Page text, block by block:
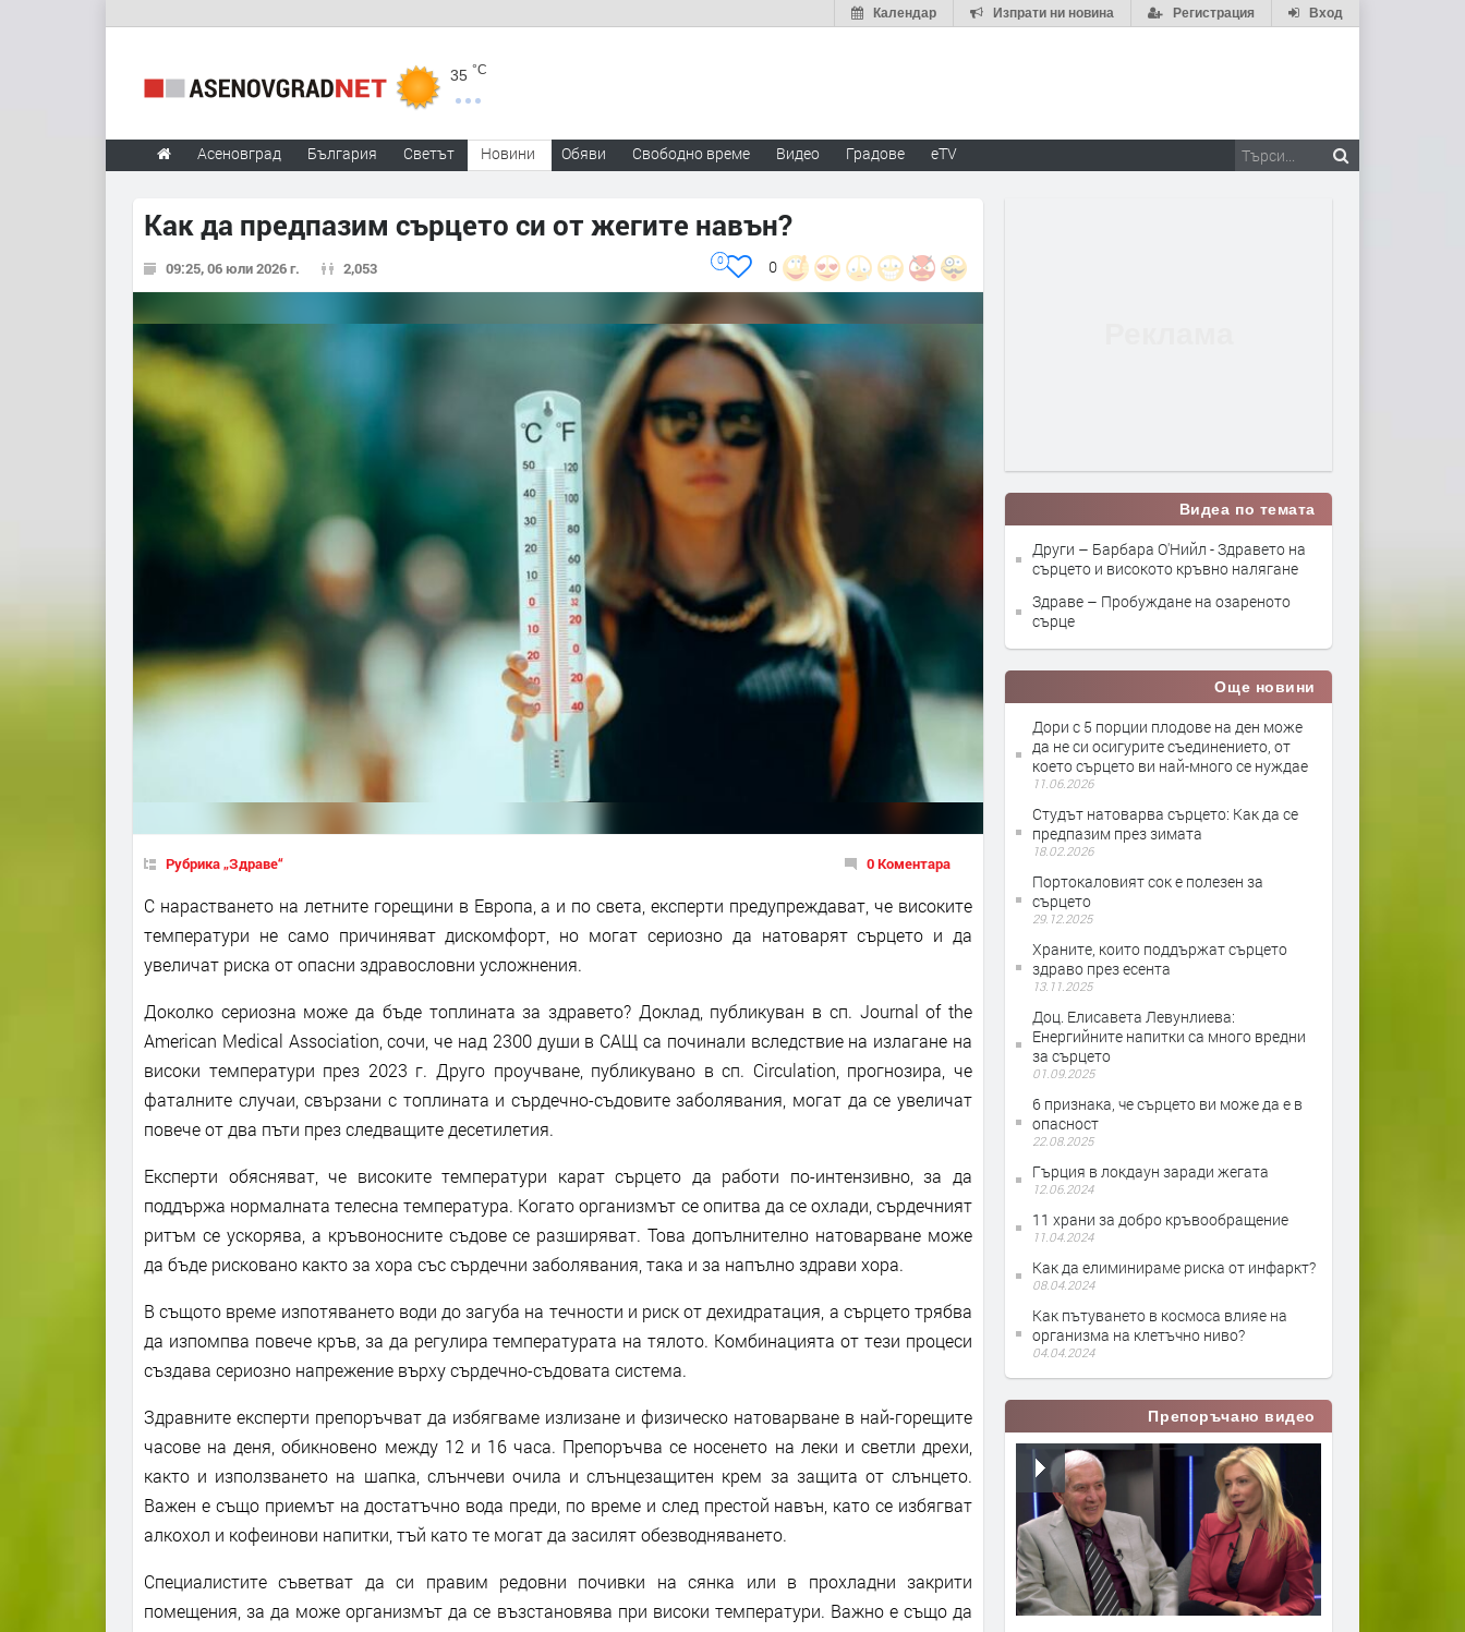
Вход
Регистрация
Изпрати ни новина
Календар
35 °C
Асеновград България Светът Новини Обяви Свободно време Видео Градове eTV
Kaк да предпазим сърцето си от жегите навън?
09:25, 06 юли 2026 г. 2,053 0
0
Рубрика „Здраве“ 0 Коментара
С нарастването на летните горещини в Европа, а и по света, експерти предупреждават, че високите
температури не само причиняват дискомфорт, но могат сериозно да натоварят сърцето и да
увеличат риска от опасни здравословни усложнения.
Доколко сериозна може да бъде топлината за здравето? Доклад, публикуван в сп. Journal of the
American Medical Association, сочи, че над 2300 души в САЩ са починали вследствие на излагане на
високи температури през 2023 г. Друго проучване, публикувано в сп. Circulation, прогнозира, че
фаталните случаи, свързани с топлината и сърдечно-съдовите заболявания, могат да се увеличат
повече от два пъти през следващите десетилетия.
Експерти обясняват, че високите температури карат сърцето да работи по-интензивно, за да
поддържа нормалната телесна температура. Когато организмът се опитва да се охлади, сърдечният
ритъм се ускорява, а кръвоносните съдове се разширяват. Това допълнително натоварване може
да бъде рисковано както за хора със сърдечни заболявания, така и за напълно здрави хора.
В същото време изпотяването води до загуба на течности и риск от дехидратация, а сърцето трябва
да изпомпва повече кръв, за да регулира температурата на тялото. Комбинацията от тези процеси
създава сериозно напрежение върху сърдечно-съдовата система.
Здравните експерти препоръчват да избягваме излизане и физическо натоварване в най-горещите
часове на деня, обикновено между 12 и 16 часа. Препоръчва се носенето на леки и светли дрехи,
както и използването на шапка, слънчеви очила и слънцезащитен крем за защита от слънцето.
Важен е също приемът на достатъчно вода преди, по време и след престой навън, като се избягват
алкохол и кофеинови напитки, тъй като те могат да засилят обезводняването.
Специалистите съветват да си правим редовни почивки на сянка или в прохладни закрити
помещения, за да може организмът да се възстановява при високи температури. Важно е също да
Видеа по темата
Други – Барбара О'Нийл - Здравето на
сърцето и високото кръвно налягане
Здраве – Пробуждане на озареното
сърце
Още новини
Дори с 5 порции плодове на ден може
да не си осигурите съединението, от
което сърцето ви най-много се нуждае
11.06.2026
Студът натоварва сърцето: Как да се
предпазим през зимата
18.02.2026
Портокаловият сок е полезен за
сърцето
29.12.2025
Храните, които поддържат сърцето
здраво през есента
13.11.2025
Доц. Елисавета Левунлиева:
Енергийните напитки са много вредни
за сърцето
01.09.2025
6 признака, че сърцето ви може да е в
опасност
22.08.2025
Гърция в локдаун заради жегата
12.06.2024
11 храни за добро кръвообращение
11.04.2024
Как да елиминираме риска от инфаркт?
08.04.2024
Как пътуването в космоса влияе на
организма на клетъчно ниво?
04.04.2024
Препоръчано видео